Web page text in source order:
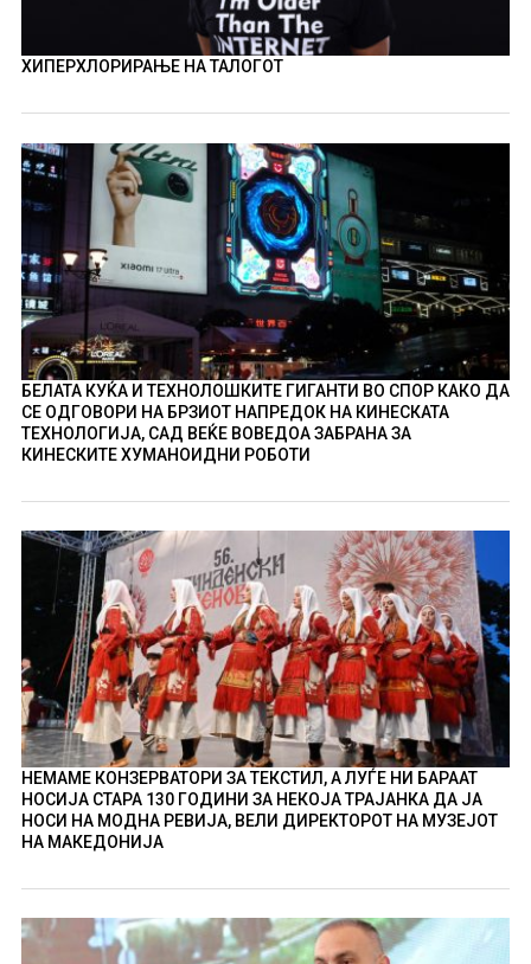
ХИПЕРХЛОРИРАЊЕ НА ТАЛОГОТ
БЕЛАТА КУЌА И ТЕХНОЛОШКИТЕ ГИГАНТИ ВО СПОР КАКО ДА
СЕ ОДГОВОРИ НА БРЗИОТ НАПРЕДОК НА КИНЕСКАТА
ТЕХНОЛОГИЈА, САД ВЕЌЕ ВОВЕДОА ЗАБРАНА ЗА
КИНЕСКИТЕ ХУМАНОИДНИ РОБОТИ
НЕМАМЕ КОНЗЕРВАТОРИ ЗА ТЕКСТИЛ, А ЛУЃЕ НИ БАРААТ
НОСИЈА СТАРА 130 ГОДИНИ ЗА НЕКОЈА ТРАЈАНКА ДА ЈА
НОСИ НА МОДНА РЕВИЈА, ВЕЛИ ДИРЕКТОРОТ НА МУЗЕЈОТ
НА МАКЕДОНИЈА